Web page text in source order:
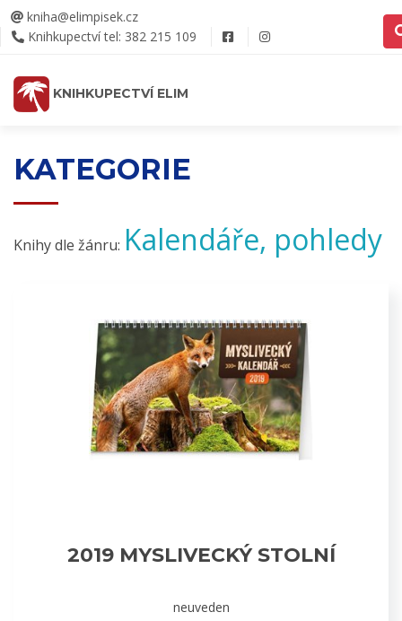
kniha@elimpisek.cz
Knihkupectví tel: 382 215 109
KNIHKUPECTVÍ ELIM
KATEGORIE
Knihy dle žánru: Kalendáře, pohledy
2019 MYSLIVECKÝ STOLNÍ
neuveden